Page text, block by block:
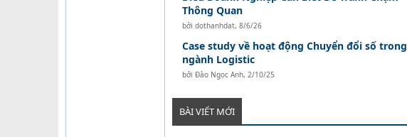
Thông Quan
bởi dothanhdat, 8/6/26
Case study về hoạt động Chuyển đổi số trong
ngành Logistic
bởi Đào Ngọc Anh, 2/10/25
BÀI VIẾT MỚI